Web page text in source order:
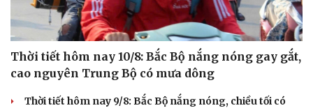
Thời tiết hôm nay 10/8: Bắc Bộ nắng nóng gay gắt,
cao nguyên Trung Bộ có mưa dông
Thời tiết hôm nay 9/8: Bắc Bộ nắng nóng, chiều tối có